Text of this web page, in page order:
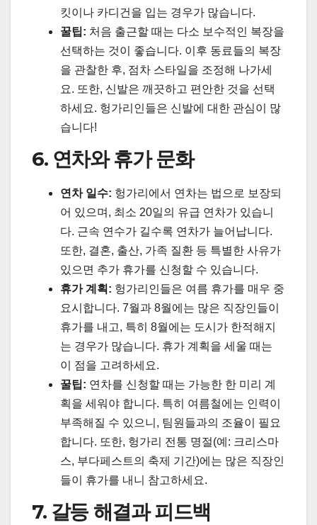
킷이나 카디건을 입는 경우가 많습니다.
꿀팁: 처음 출근할 때는 다소 보수적인 복장을
선택하는 것이 좋습니다. 이후 동료들의 복장
을 관찰한 후, 점차 스타일을 조정해 나가세
요. 또한, 신발은 깨끗하고 편안한 것을 선택
하세요. 헝가리인들은 신발에 대한 관심이 많
습니다!
6. 연차와 휴가 문화
연차 일수: 헝가리에서 연차는 법으로 보장되
어 있으며, 최소 20일의 유급 연차가 있습니
다. 근속 연수가 길수록 연차가 늘어납니다.
또한, 결혼, 출산, 가족 질환 등 특별한 사유가
있으면 추가 휴가를 신청할 수 있습니다.
휴가 계획: 헝가리인들은 여름 휴가를 매우 중
요시합니다. 7월과 8월에는 많은 직장인들이
휴가를 내고, 특히 8월에는 도시가 한적해지
는 경우가 많습니다. 휴가 계획을 세울 때는
이 점을 고려하세요.
꿀팁: 연차를 신청할 때는 가능한 한 미리 계
획을 세워야 합니다. 특히 여름철에는 인력이
부족해질 수 있으니, 팀원들과의 조율이 필요
합니다. 또한, 헝가리 전통 명절(예: 크리스마
스, 부다페스트의 축제 기간)에는 많은 직장인
들이 휴가를 내니 참고하세요.
7. 갈등 해결과 피드백